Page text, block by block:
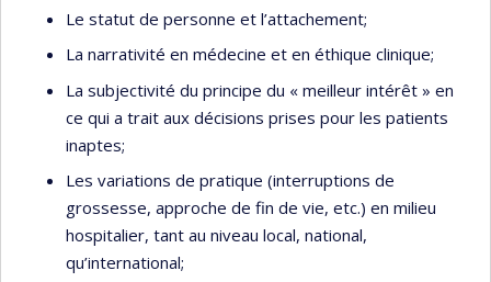
Le statut de personne et l’attachement;
La narrativité en médecine et en éthique clinique;
La subjectivité du principe du « meilleur intérêt » en
ce qui a trait aux décisions prises pour les patients
inaptes;
Les variations de pratique (interruptions de
grossesse, approche de fin de vie, etc.) en milieu
hospitalier, tant au niveau local, national,
qu’international;